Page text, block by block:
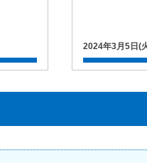
2024年3月5日(